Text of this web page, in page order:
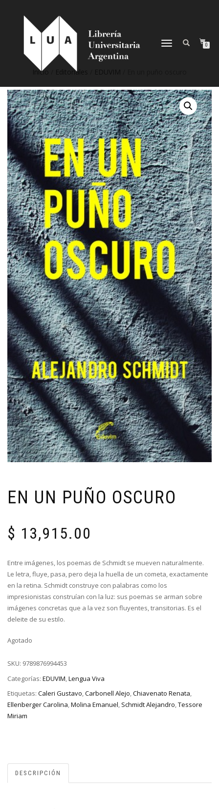
NAVEGACIÓN
0
Inicio Editoriales
EN UN PUÑO OSCURO
$ 13,915.00
Entre imágenes, los poemas de Schmidt se mueven naturalmente.
Le letra, fluye, pasa, pero deja la huella de un cometa, exactamente
en la retina. Schmidt construye con palabras como los
impresionistas construían con la luz: sus poemas se arman sobre
imágenes concretas que a la vez son fluyentes, transitorias. Es el
deleite de su estilo.
Agotado
SKU: 9789876994453
Categorías: EDUVIM Lengua Viva
Etiquetas: Caleri Gustavo,Carbonell Alejo,Chiavenato Renata,
Ellenberger Carolina,Molina Emanuel, Schmidt Alejandro,Tessore
Miriam
DESCRIPCIÓN